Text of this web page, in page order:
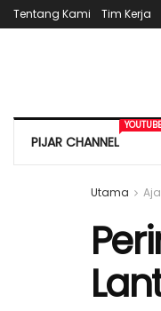
Tentang Kami Tim Kerja
PIJAR CHANNEL
YOUTUBE
Utama